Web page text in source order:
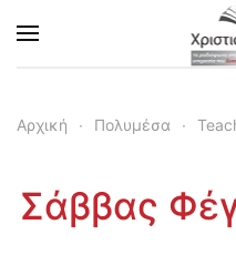
Skip to main content
Αρχική Πολυμέσα
Σάββας